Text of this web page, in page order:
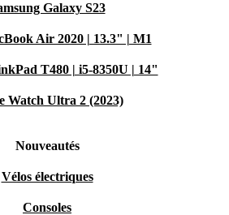
Galaxy S23
Air 2020 | 13.3" | M1
T480 | i5-8350U | 14"
Watch Ultra 2 (2023)
Nouveautés
Vélos électriques
Consoles